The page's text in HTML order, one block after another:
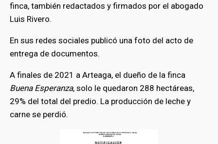
finca, también redactados y firmados por el abogado
Luis Rivero.
En sus redes sociales publicó una foto del acto de
entrega de documentos.
A finales de 2021 a Arteaga, el dueño de la finca
Buena Esperanza, solo le quedaron 288 hectáreas,
29% del total del predio. La producción de leche y
carne se perdió.